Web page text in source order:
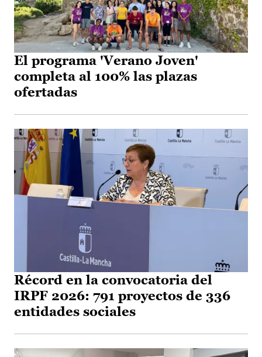
El programa 'Verano Joven'
completa al 100% las plazas
ofertadas
Récord en la convocatoria del
IRPF 2026: 791 proyectos de 336
entidades sociales